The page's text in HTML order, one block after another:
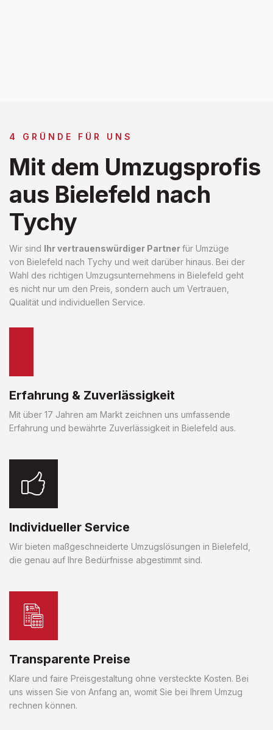
4 GRÜNDE FÜR UNS
Mit dem Umzugsprofis
aus Bielefeld nach
Tychy
Wir sind Ihr vertrauenswürdiger Partnerfür Umzüge
von Bielefeld nach Tychy und weit darüber hinaus. Bei der
Wahl des richtigen Umzugsunternehmens in Bielefeld geht
es nicht nur um den Preis, sondern auch um Vertrauen,
Qualität und individuellen Service.
Erfahrung & Zuverlässigkeit
Mit über 17 Jahren am Markt zeichnen uns umfassende
Erfahrung und bewährte Zuverlässigkeit in Bielefeld aus.
Individueller Service
Wir bieten maßgeschneiderte Umzugslösungen in Bielefeld,
die genau auf Ihre Bedürfnisse abgestimmt sind.
Transparente Preise
Klare und faire Preisgestaltung ohne versteckte Kosten. Bei
uns wissen Sie von Anfang an, womit Sie bei Ihrem Umzug
rechnen können.